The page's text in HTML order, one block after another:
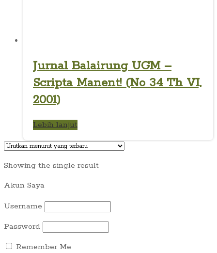
Jurnal Balairung UGM –
Scripta Manent! (No 34 Th VI,
2001)
Lebih lanjut
Showing the single result
Akun Saya
Username
Password
Remember Me